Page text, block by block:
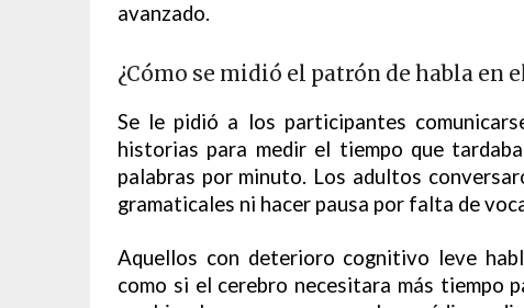
avanzado.
¿Cómo se midió el patrón de habla en
Se le pidió a los participantes
historias para medir el tiempo que
palabras por minuto. Los adultos
gramaticales ni hacer pausa por falta de
Aquellos con deterioro cognitivo leve
como si el cerebro necesitara más tiempo